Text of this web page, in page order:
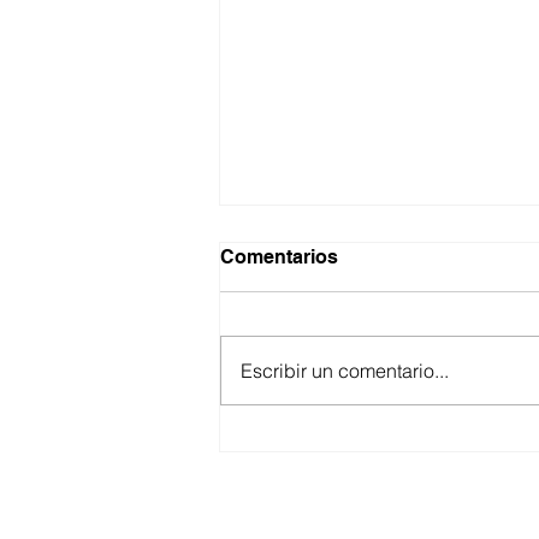
Comentarios
Escribir un comentario...